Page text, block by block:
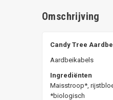
Omschrijving
Candy Tree
Aardbeikabels
Ingrediënten
Maisstroop*,
*biologisch